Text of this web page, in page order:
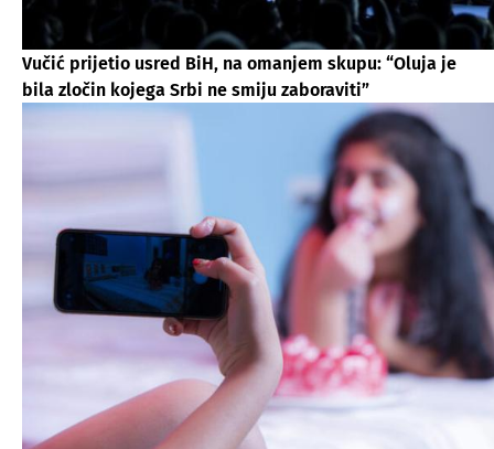
Vučić prijetio usred BiH, na omanjem skupu: “Oluja je
bila zločin kojega Srbi ne smiju zaboraviti”